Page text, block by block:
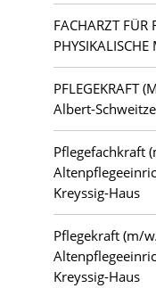
FACHARZT FÜR
PFLEGEKRAFT
Albert-
Pflegefachkraft
Kreyssig-Haus
Pflegekraft (m/
Kreyssig-Haus